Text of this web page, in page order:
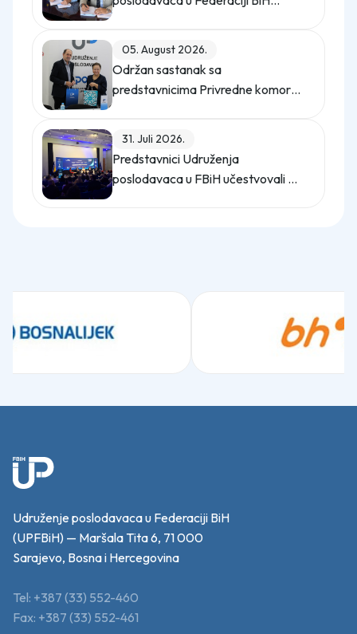
05. August 2026.
Održan sastanak sa
predstavnicima Privredne komore
31. Juli 2026.
Predstavnici Udruženja
poslodavaca u FBiH učestvovali na
Udruženje poslodavaca u Federaciji BiH
(UPFBiH) — Maršala Tita 6, 71 000
Sarajevo, Bosna i Hercegovina
Tel: +387 (33) 552-460
Fax: +387 (33) 552-461